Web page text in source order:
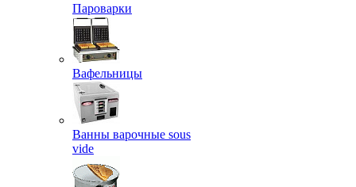
Пароварки
Вафельницы
Ванны варочные sous
vide